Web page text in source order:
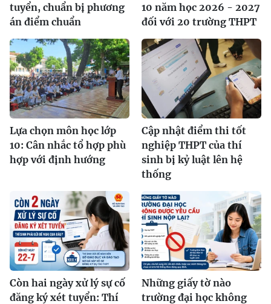
tuyển, chuẩn bị phương
án điểm chuẩn
10 năm học 2026 - 2027
đối với 20 trường THPT
Lựa chọn môn học lớp
10: Cân nhắc tổ hợp phù
hợp với định hướng
Cập nhật điểm thi tốt
nghiệp THPT của thí
sinh bị kỷ luật lên hệ
thống
Còn hai ngày xử lý sự cố
đăng ký xét tuyển: Thí
Những giấy tờ nào
trường đại học không